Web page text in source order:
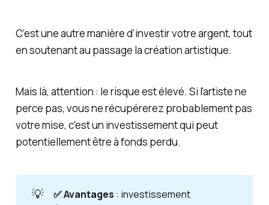
C’est une autre manière d’investir votre argent, tout
en soutenant au passage la création artistique.
Mais là, attention : le risque est élevé. Si l’artiste ne
perce pas, vous ne récupérerez probablement pas
votre mise, c'est un investissement qui peut
potentiellement être à fonds perdu.
💡 ✅ Avantages : investissement